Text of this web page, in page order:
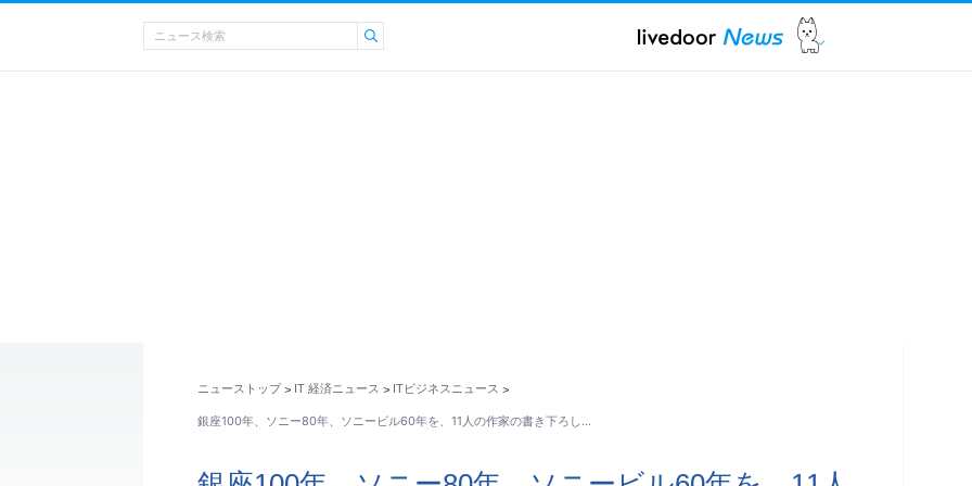
ニューストップ > IT 経済ニュース > ITビジネスニュース >
銀座100年、ソニー80年、ソニービル60年を、11人の作家の書き下ろし…